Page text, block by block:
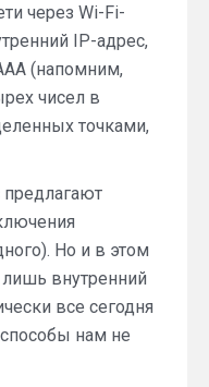
через Wi-Fi-
IP-адрес,
(напомним,
чисел в
точками,
Но и в этом
внутренний
все сегодня
нам не